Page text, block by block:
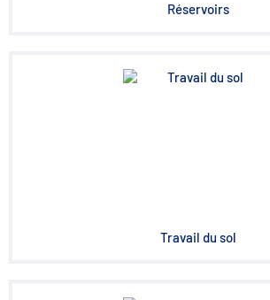
Réservoirs
Travail du sol